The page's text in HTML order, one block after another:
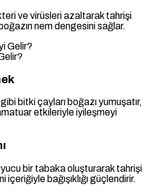
ve virüsleri azaltarak tahrişi
nem dengesini sağlar.
bitki çayları boğazı yumuşatır,
etkileriyle iyileşmeyi
bir tabaka oluşturarak tahrişi
içeriğiyle bağışıklığı güçlendirir.